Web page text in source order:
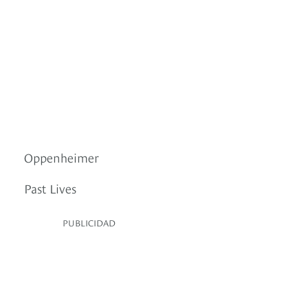
Oppenheimer
Past Lives
PUBLICIDAD